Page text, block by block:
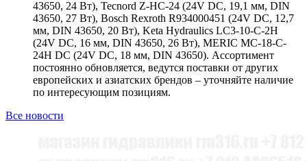
43650, 24 Вт), Tecnord Z-HC-24 (24V DC, 19,1 мм, DIN
43650, 27 Вт), Bosch Rexroth R934000451 (24V DC, 12,7
мм, DIN 43650, 20 Вт), Keta Hydraulics LC3-10-C-2H
(24V DC, 16 мм, DIN 43650, 26 Вт), MERIC MC-18-C-
24H DC (24V DC, 18 мм, DIN 43650). Ассортимент
постоянно обновляется, ведутся поставки от других
европейских и азиатских брендов – уточняйте наличие
по интересующим позициям.
Все новости